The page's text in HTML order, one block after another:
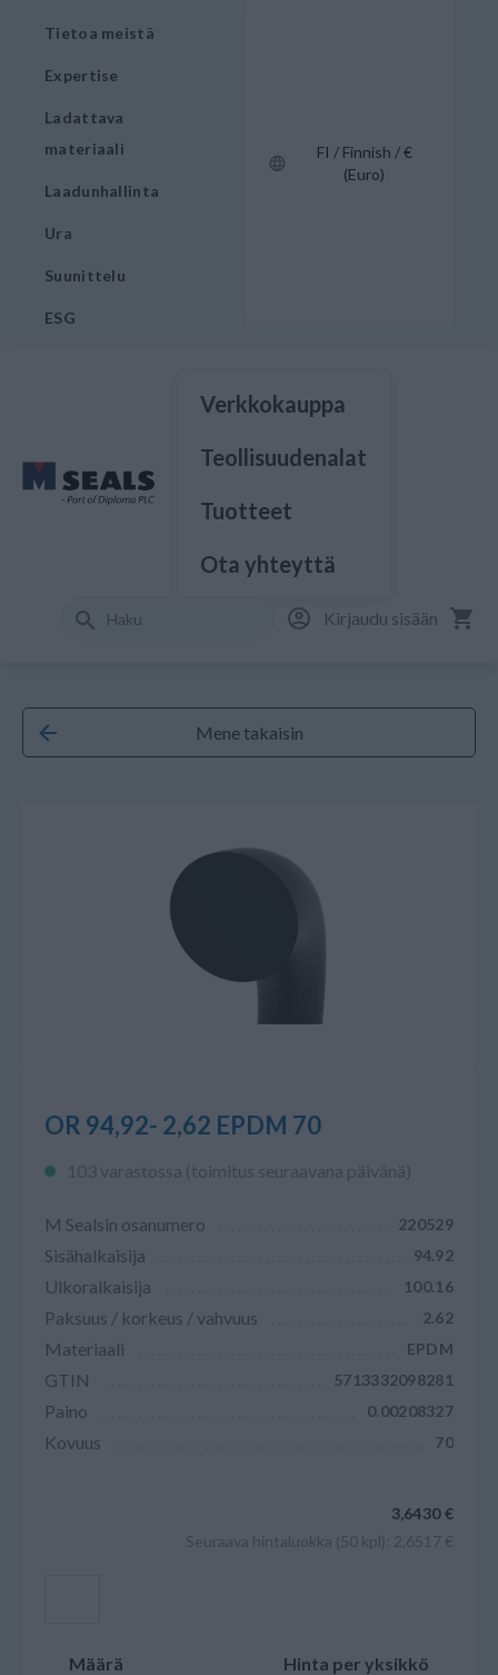
Tietoa meistä
Expertise
Ladattava
materiaali
Laadunhallinta
Ura
Suunittelu
ESG
FI / Finnish / €
(Euro)
Verkkokauppa
Teollisuudenalat
Tuotteet
Ota yhteyttä
Kirjaudu sisään
Mene takaisin
OR 94,92- 2,62 EPDM 70
103 varastossa (toimitus seuraavana päivänä)
M Sealsin osanumero 220529
Sisähalkaisija 94.92
Ulkoralkaisija 100.16
Paksuus / korkeus / vahvuus 2.62
Materiaali EPDM
GTIN 5713332098281
Paino 0.00208327
Kovuus 70
3,6430 €
Seuraava hintaluokka (50 kpl): 2,6517 €
Määrä
Hinta per yksikkö